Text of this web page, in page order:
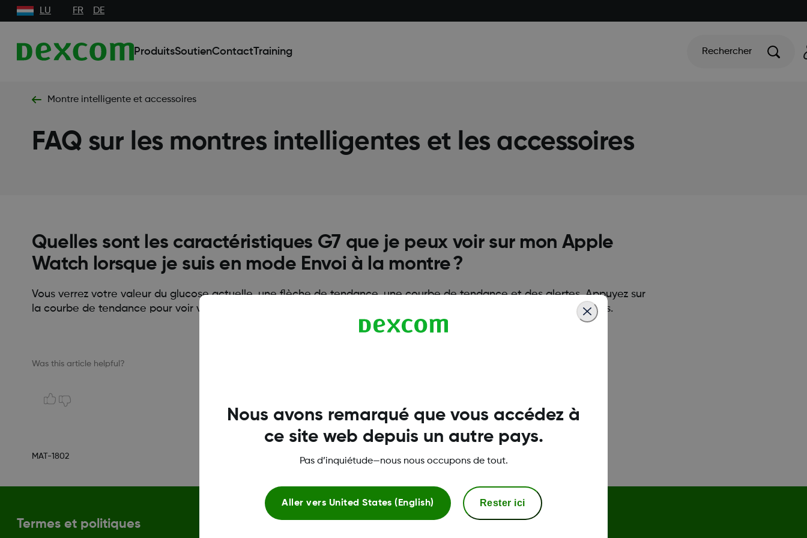
LU FR DE
ProduitsSoutienContactTraining Rechercher
Montre intelligente et accessoires
FAQ sur les montres intelligentes et les accessoires
Quelles sont les caractéristiques G7 que je peux voir sur mon Apple
Watch lorsque je suis en mode Envoi à la montre ?
Vous verrez votre valeur du glucose actuelle, une flèche de tendance, une courbe de tendance et des alertes. Appuyez sur
la courbe de tendance pour voir vos mesures enregistrées par votre capteur au cours des 1, 3 ou 6 dernières heures.
Was this article helpful?
MAT-1802
Termes et politiques Plus d'informations
Nous avons remarqué que vous accédez à
ce site web depuis un autre pays.
Pas d’inquiétude—nous nous occupons de tout.
Aller vers United States (English) Rester ici